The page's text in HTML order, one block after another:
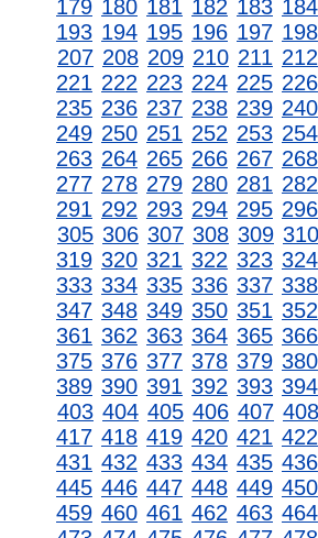
179 180 181 182 183 184
193 194 195 196 197 198
207 208 209 210 211 212
221 222 223 224 225 226
235 236 237 238 239 240
249 250 251 252 253 254
263 264 265 266 267 268
277 278 279 280 281 282
291 292 293 294 295 296
305 306 307 308 309 310
319 320 321 322 323 324
333 334 335 336 337 338
347 348 349 350 351 352
361 362 363 364 365 366
375 376 377 378 379 380
389 390 391 392 393 394
403 404 405 406 407 408
417 418 419 420 421 422
431 432 433 434 435 436
445 446 447 448 449 450
459 460 461 462 463 464